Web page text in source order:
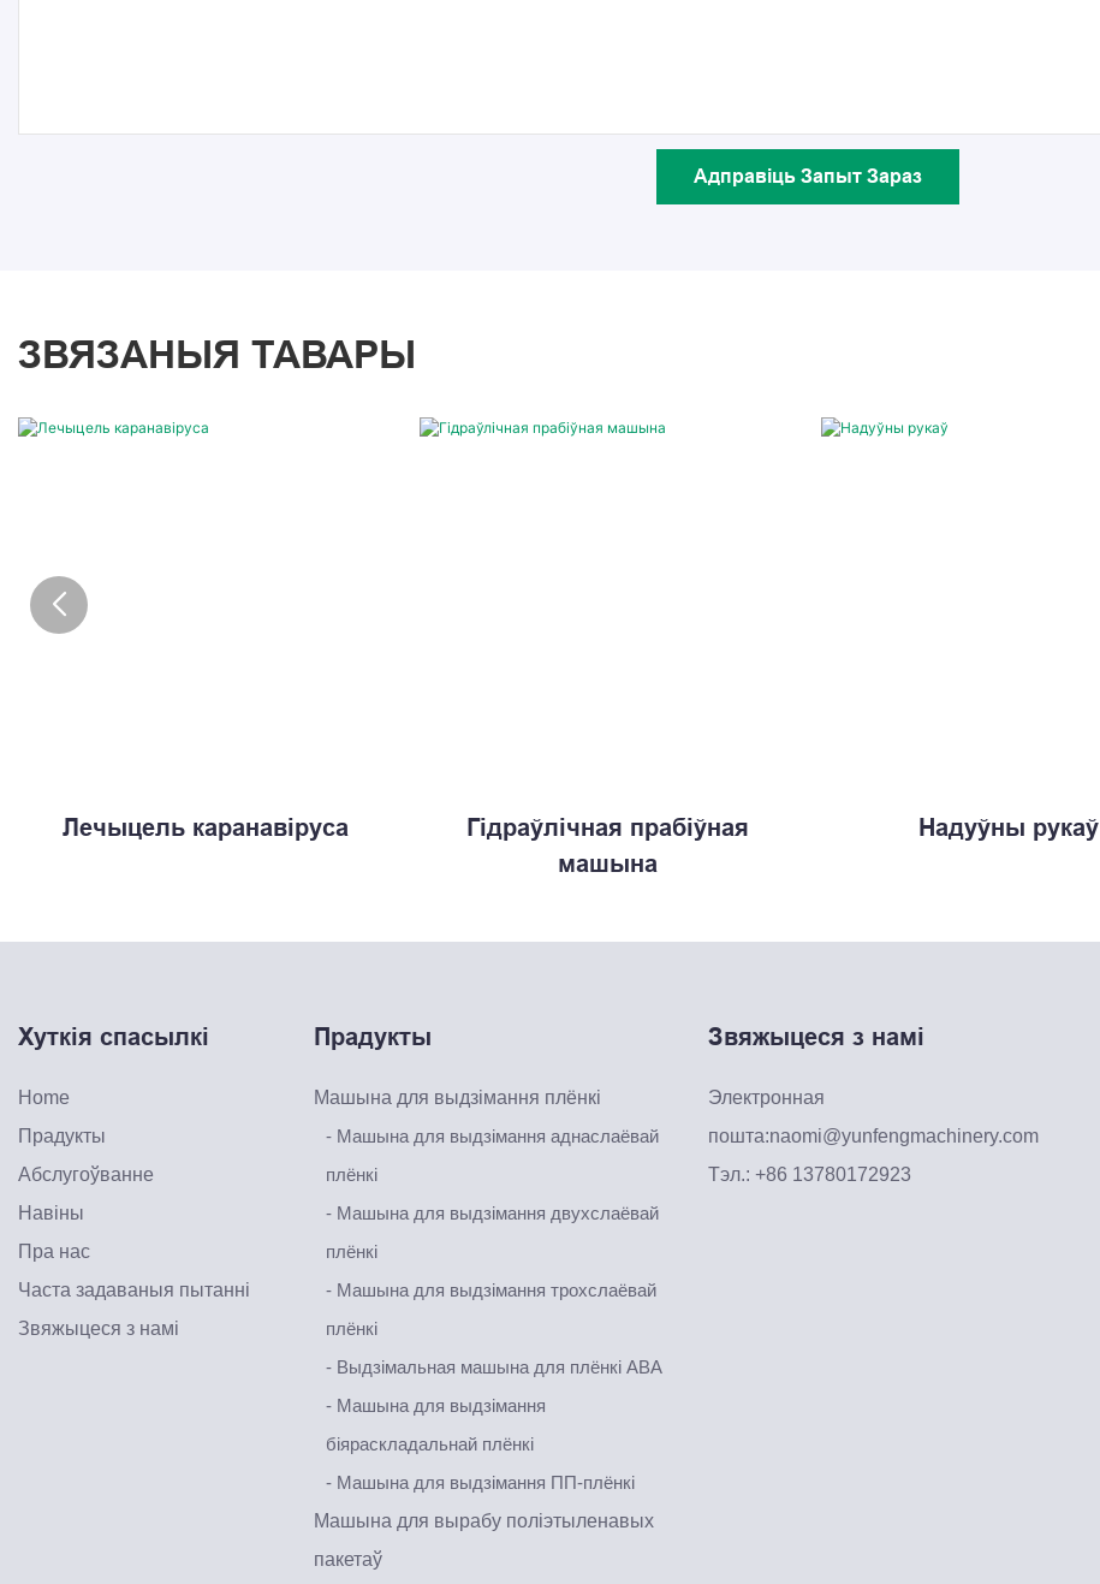
Адправіць Запыт Зараз
ЗВЯЗАНЫЯ ТАВАРЫ
Лечыцель каранавіруса
Гідраўлічная прабіўная
машына
Надуўны рукаў
Хуткія спасылкі
Home
Прадукты
Абслугоўванне
Навіны
Пра нас
Часта задаваныя пытанні
Звяжыцеся з намі
Прадукты
Машына для выдзімання плёнкі
- Машына для выдзімання аднаслаёвай
плёнкі
- Машына для выдзімання двухслаёвай
плёнкі
- Машына для выдзімання трохслаёвай
плёнкі
- Выдзімальная машына для плёнкі ABA
- Машына для выдзімання
біяраскладальнай плёнкі
- Машына для выдзімання ПП-плёнкі
Машына для вырабу поліэтыленавых
пакетаў
Звяжыцеся з намі
Электронная
пошта:naomi@yunfengmachinery.com
Тэл.: +86 13780172923